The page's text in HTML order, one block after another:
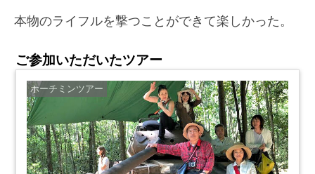
本物のライフルを撃つことができて楽しかった。
ご参加いただいたツアー
ホーチミンツアー